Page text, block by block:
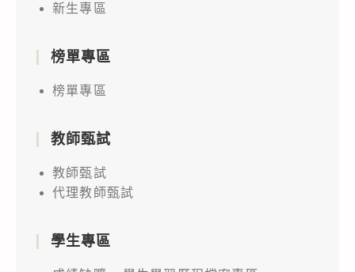
新生專區
榜單專區
榜單專區
教師甄試
教師甄試
代理教師甄試
學生專區